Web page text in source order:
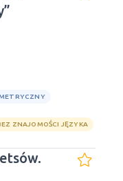
ZNAJOMOŚCI JĘZYKA